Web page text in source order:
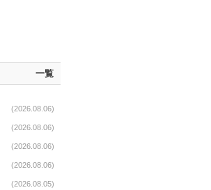
一覧
(2026.08.06)
(2026.08.06)
(2026.08.06)
(2026.08.06)
(2026.08.05)